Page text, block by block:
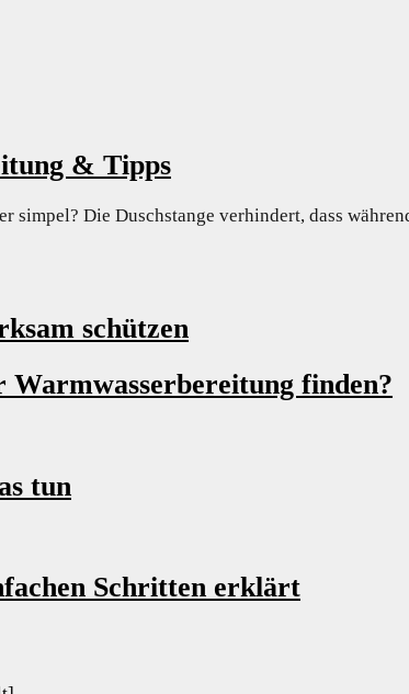
& Tipps
simpel? Die Duschstange verhindert, dass
schützen
finden?
tun
Schritten erklärt